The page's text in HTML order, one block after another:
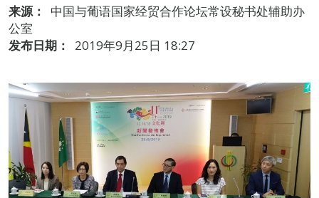
来源：
中国与葡语国家经贸合作论坛常设秘书处辅助办
公室
发布日期：
2019年9月25日 18:27